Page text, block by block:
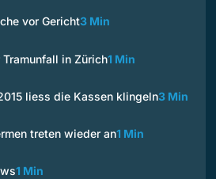
vor Gericht3 Min
in Zürich1 Min
liess die Kassen klingeln3 Min
treten wieder an1 Min
1 Min